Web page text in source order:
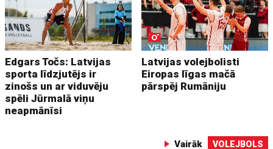
Edgars Točs: Latvijas
sporta līdzjutējs ir
zinošs un ar viduvēju
spēli Jūrmalā viņu
neapmānīsi
Latvijas volejbolisti
Eiropas līgas mačā
pārspēj Rumāniju
Vairāk VOLEJBOLS